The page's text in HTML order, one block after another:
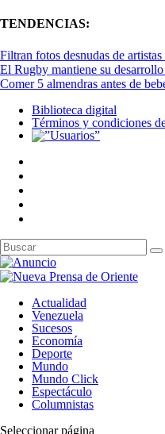
TENDENCIAS:
Filtran fotos desnudas de
El Rugby mantiene su desarrollo
Comer 5 almendras antes de
Biblioteca digital
Términos y condiciones
Actualidad
Venezuela
Sucesos
Economía
Deporte
Mundo
Mundo Click
Espectáculo
Columnistas
Seleccionar página